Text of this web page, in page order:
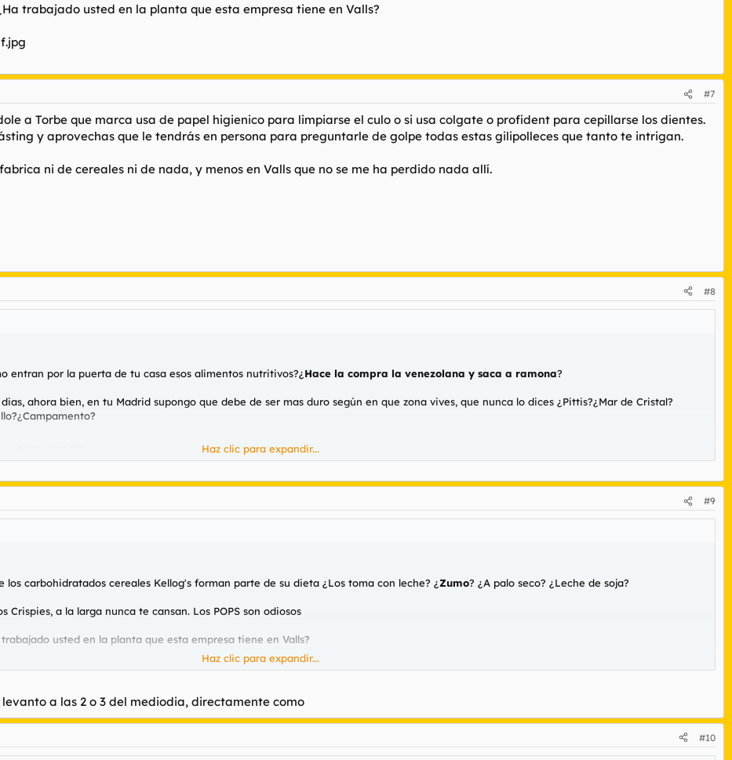
trabajado usted en la planta que esta empresa tiene en Valls?
#7
a Torbe que marca usa de papel higienico para limpiarse el culo o si usa colgate o profident para cepillarse los dientes.
y aprovechas que le tendrás en persona para preguntarle de golpe todas estas gilipolleces que tanto te intrigan.
ni de cereales ni de nada, y menos en Valls que no se me ha perdido nada allí.
#8
entran por la puerta de tu casa esos alimentos nutritivos?¿Hace la compra la venezolana y saca a ramona?
ahora bien, en tu Madrid supongo que debe de ser mas duro según en que zona vives, que nunca lo dices ¿Pittis?¿Mar de Cristal?
enorme Haz clic para expandir...
#9
carbohidratados cereales Kellog's forman parte de su dieta ¿Los toma con leche? ¿Zumo? ¿A palo seco? ¿Leche de soja?
Crispies, a la larga nunca te cansan. Los POPS son odiosos
usted en la planta que esta empresa tiene en Valls?
Haz clic para expandir...
a las 2 o 3 del mediodia, directamente como
#10